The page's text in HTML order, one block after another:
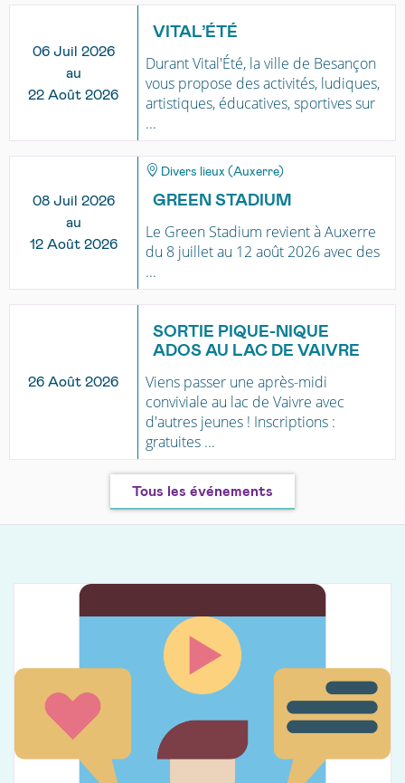
06 Juil 2026
au
22 Août 2026
VITAL’ÉTÉ
Durant Vital'Été, la ville de Besançon
vous propose des activités, ludiques,
artistiques, éducatives, sportives sur
...
08 Juil 2026
au
12 Août 2026
Divers lieux (Auxerre)
GREEN STADIUM
Le Green Stadium revient à Auxerre
du 8 juillet au 12 août 2026 avec des
...
26 Août 2026
SORTIE PIQUE-NIQUE
ADOS AU LAC DE VAIVRE
Viens passer une après-midi
conviviale au lac de Vaivre avec
d'autres jeunes ! Inscriptions :
gratuites ...
Tous les événements